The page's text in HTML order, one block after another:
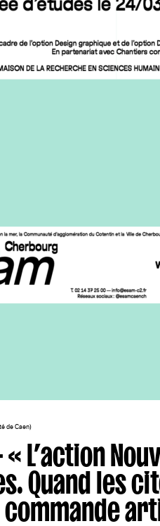
de Caen)
L’action
Quand les